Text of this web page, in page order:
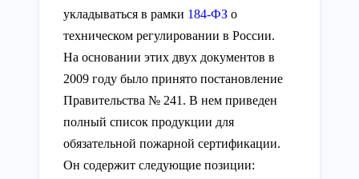
укладываться в рамки 184-ФЗ о
техническом регулировании в России.
На основании этих двух документов в
2009 году было принято постановление
Правительства № 241. В нем приведен
полный список продукции для
обязательной пожарной сертификации.
Он содержит следующие позиции: